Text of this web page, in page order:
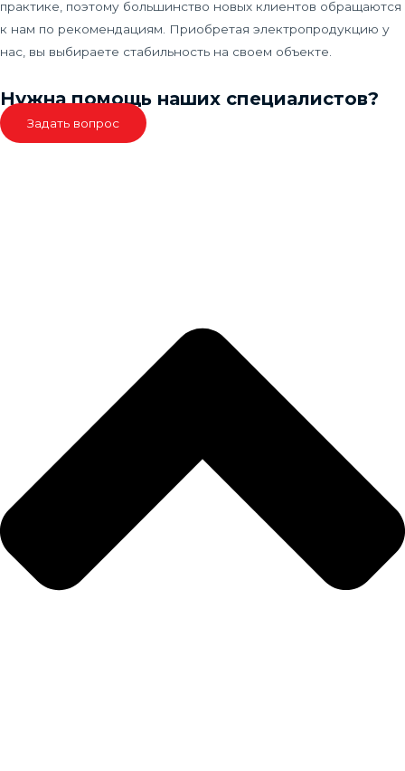
практике, поэтому большинство новых клиентов обращаются
к нам по рекомендациям. Приобретая электропродукцию у
нас, вы выбираете стабильность на своем объекте.
Нужна помощь наших специалистов?
Задать вопрос